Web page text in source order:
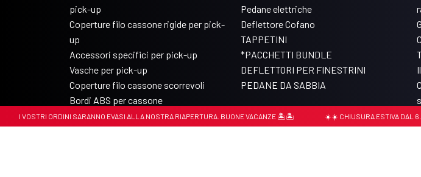
pick-up
Coperture filo cassone rigide per pick-
up
Accessori specifici per pick-up
Vasche per pick-up
Coperture filo cassone scorrevoli
Bordi ABS per cassone
Pedane elettriche
Deflettore Cofano
TAPPETINI
*PACCHETTI BUNDLE
DEFLETTORI PER FINESTRINI
PEDANE DA SABBIA
VOSTRI ORDINI SARANNO EVASI ALLA NOSTRA RIAPERTURA. BUONE VACANZE 🏝️🏝️ ☀️☀️ CHIUSURA ESTIVA DAL 6 AL